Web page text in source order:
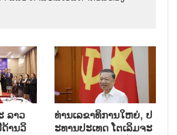
ລາວ​
ານວ​ິ​
ທ່ານ​ເລ​ຂາ​ທິ​ການ​ໃຫຍ່, ປ​
ະ​ທານ​ປະ​ເທດ ໂຕ​ເລິມ​ຈະ​